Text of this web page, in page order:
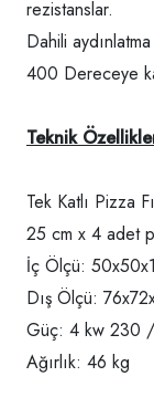
rezistanslar.
Dahili
400 Dereceye
Teknik
Tek Katlı Pizza
25 cm x 4 adet
İç Ölçü:
Dış Ölçü:
Güç: 4 kw 230
Ağırlık: 46 kg